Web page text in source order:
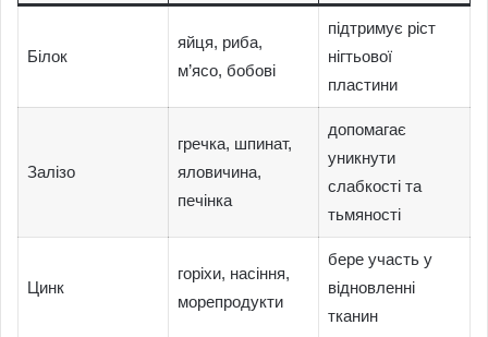
Білок
яйця, риба,
м’ясо, бобові
підтримує ріст
нігтьової
пластини
Залізо
гречка, шпинат,
яловичина,
печінка
допомагає
уникнути
слабкості та
тьмяності
Цинк
горіхи, насіння,
морепродукти
бере участь у
відновленні
тканин